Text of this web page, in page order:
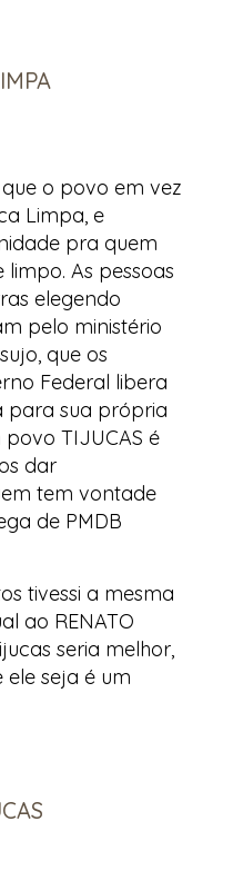
o povo em vez
Limpa, e
pra quem
As pessoas
elegendo
pelo ministério
que os
Federal libera
para sua própria
TIJUCAS é
dar
tem vontade
de PMDB
tivessi a mesma
ao RENATO
seria melhor,
ele seja é um